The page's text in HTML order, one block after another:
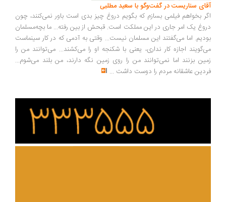
سناریست در گفت‌وگو با سعید مطلبی
بخواهم فیلمی بسازم که بگویم دروغ چیز بدی است باور نمی‌کنند، چون
یک امر جاری در این مملکت است. قبحش از بین رفته... ما بچه‌مسلمان
اما می‌گفتند این مسلمان نیست... وقتی به آدمی که در کار سینماست
اجازه کار نداری، یعنی با شکنجه او را می‌کشند... می‌توانند من را
بزنند اما نمی‌توانند من را روی زمین نگه دارند، من بلند می‌شوم...
عاشقانه مردم را دوست داشت ...